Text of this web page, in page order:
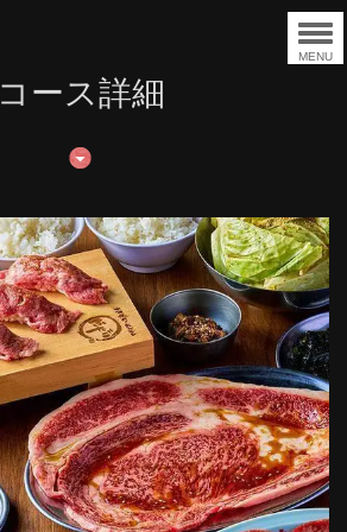
MENU
コース詳細